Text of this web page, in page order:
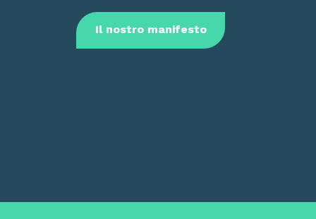
Il nostro manifesto